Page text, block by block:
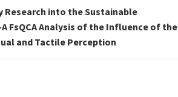
Research into the Sustainable
FsQCA Analysis of the Influence of the
and Tactile Perception